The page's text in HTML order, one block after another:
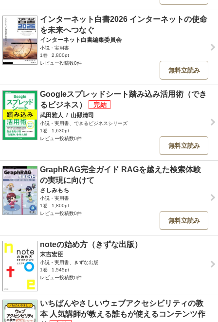
インターネット白書2026 インターネットの使命
を未来へつなぐ
インターネット白書編集委員会
小説・実用書
1巻
2,800pt
レビュー投稿数0件
無料立読み
Googleスプレッドシート踏み込み活用術（でき
るビジネス）
武田雅人 / 山縣清司
小説・実用書、できるビジネスシリーズ
1巻
1,630pt
レビュー投稿数0件
無料立読み
GraphRAG完全ガイド RAGを越えた検索体験
の実現に向けて
さしみもち
小説・実用書
1巻
1,800pt
レビュー投稿数0件
無料立読み
noteの始め方（きずな出版）
末吉宏臣
小説・実用書、きずな出版
1巻
1,545pt
レビュー投稿数0件
いちばんやさしいウェブアクセシビリティの教
本 人気講師が教える誰もが使えるコンテンツ作